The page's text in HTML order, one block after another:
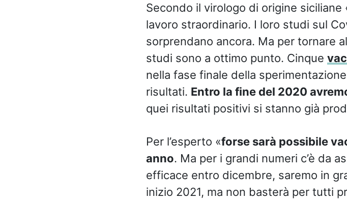
Secondo il virologo di origine
lavoro straordinario. I loro studi sul
sorprendano ancora. Ma per tornare
studi sono a ottimo punto. Cinque
nella fase finale della
risultati. Entro la fine del 2020
quei risultati positivi si stanno già
Per l’esperto «forse sarà possibile
anno. Ma per i grandi numeri c’è da
efficace entro dicembre, saremo in
inizio 2021, ma non basterà per tutti